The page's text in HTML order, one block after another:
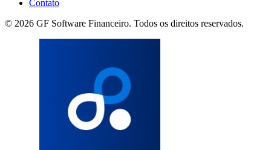
Contato
© 2026 GF Software Financeiro. Todos os direitos reservados.